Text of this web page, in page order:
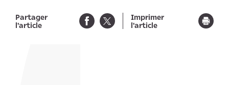
Partager
l'article
Imprimer
l'article